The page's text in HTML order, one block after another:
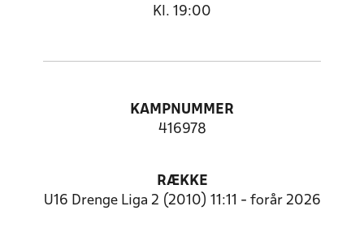
Kl. 19:00
KAMPNUMMER
416978
RÆKKE
U16 Drenge Liga 2 (2010) 11:11 - forår 2026